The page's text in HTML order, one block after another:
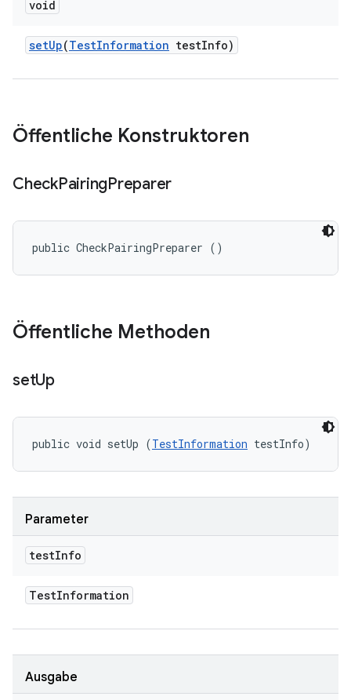
void
setUp(TestInformation testInfo)
Öffentliche Konstruktoren
CheckPairingPreparer
public CheckPairingPreparer ()
Öffentliche Methoden
setUp
public void setUp (TestInformation testInfo)
Parameter
testInfo
TestInformation
Ausgabe